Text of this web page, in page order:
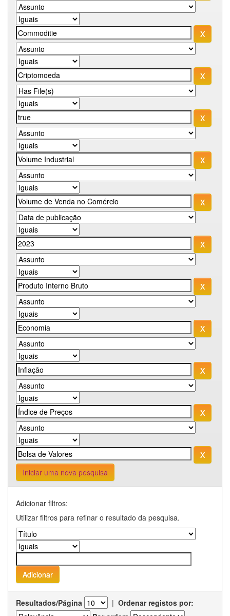
Iniciar uma nova pesquisa
Adicionar filtros:
Utilizar filtros para refinar o resultado da pesquisa.
Resultados/Página | Ordenar registos por: